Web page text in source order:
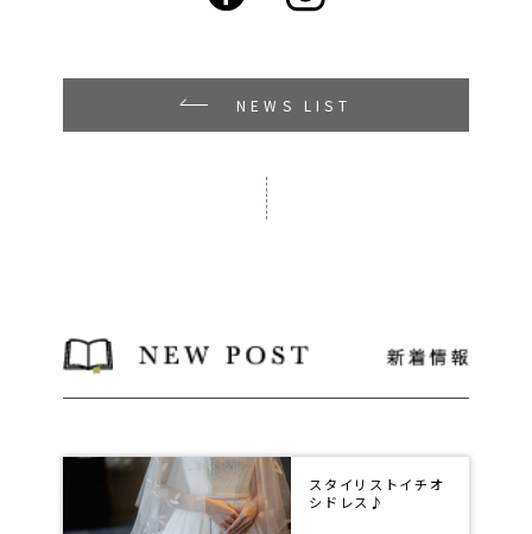
NEWS LIST
スタイリストイチオ
シドレス♪